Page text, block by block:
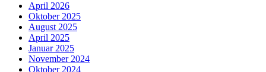
April 2026
Oktober 2025
August 2025
April 2025
Januar 2025
November 2024
Oktober 2024